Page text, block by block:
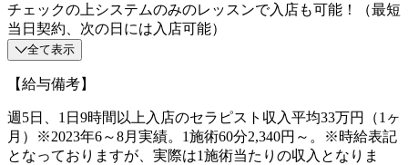
チェックの上システムのみのレッスンで入店も可能！（最短
当日契約、次の日には入店可能）
全て表示
【給与備考】
週5日、1日9時間以上入店のセラピスト収入平均33万円（1ヶ
月）※2023年6～8月実績。1施術60分2,340円～。※時給表記
となっておりますが、実際は1施術当たりの収入となりま